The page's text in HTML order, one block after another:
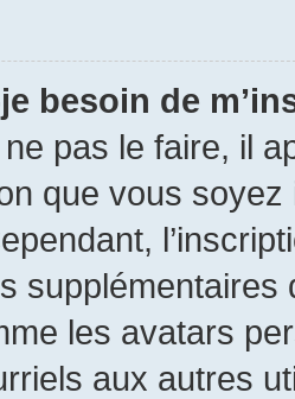
besoin de
pas le faire, il
que vous
les avatars
aux autres